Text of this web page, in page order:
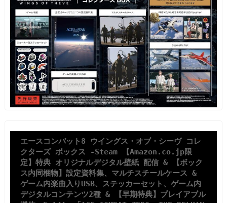
エースコンバット8 ウイングス・オブ・シーヴ コレ
クターズ ボックス -Steam 【Amazon.co.jp限
定】特典 オリジナルデジタル壁紙 配信 & 【ボック
ス内同梱物】設定資料集、マルチスチールケース &
ゲーム内楽曲入りUSB、ステッカーセット、ゲーム内
デジタルコンテンツ2種 & 【早期特典】プレイアブル